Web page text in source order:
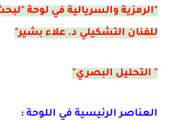
"الرمزية والسريالية في لوحة
للفنان التشكيلي د. علاء بشير"
" التحليل البصري"
العناصر الرئيسية في اللوحة :